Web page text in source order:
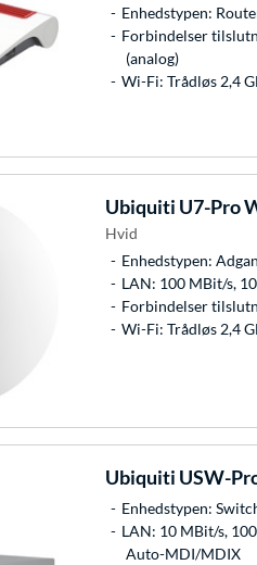
Enhedstypen:
Forbindelser
(analog)
Wi-Fi: Trådløs 2,4
Ubiquiti U7-Pro
Hvid
Enhedstypen:
LAN: 100 MBit/s,
Forbindelser
Wi-Fi: Trådløs 2,4
Ubiquiti USW-
Enhedstypen:
LAN: 10 MBit/s,
Auto-MDI/MDIX